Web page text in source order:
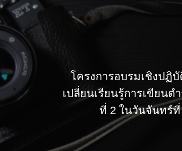
โครงการอบรมเชิงปฏิบั
เปลี่ยนเรียนรู้การเขียนต
ที่ 2 ในวันจันทร์